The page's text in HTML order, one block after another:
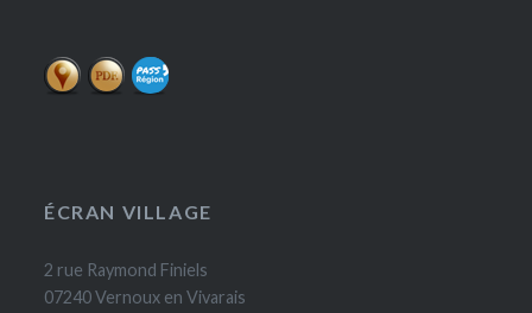
ÉCRAN VILLAGE
2 rue Raymond Finiels
07240 Vernoux en Vivarais